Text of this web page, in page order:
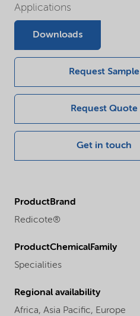
Applications
Downloads
Request Sample
Request Quote
Get in touch
ProductBrand
Redicote®
ProductChemicalFamily
Specialities
Regional availability
Africa, Asia Pacific, Europe